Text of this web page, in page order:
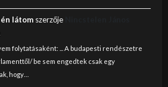
látomszerzője
folytatásaként: ... A budapesti rendészetre
be sem engedtek csak egy
hogy…